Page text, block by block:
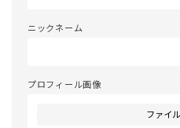
ニックネーム
プロフィール画像
ファイ